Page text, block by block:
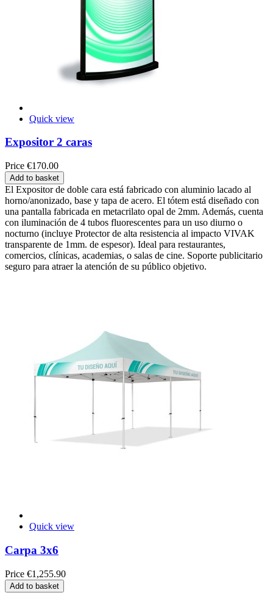
Quick view
Expositor 2 caras
Price €170.00
Add to basket
El Expositor de doble cara está fabricado con aluminio lacado al
horno/anonizado, base y tapa de acero. El tótem está diseñado con
una pantalla fabricada en metacrilato opal de 2mm. Además, cuenta
con iluminación de 4 tubos fluorescentes para un uso diurno o
nocturno (incluye Protector de alta resistencia al impacto VIVAK
transparente de 1mm. de espesor). Ideal para restaurantes,
comercios, clínicas, academias, o salas de cine. Soporte publicitario
seguro para atraer la atención de su público objetivo.
Quick view
Carpa 3x6
Price €1,255.90
Add to basket